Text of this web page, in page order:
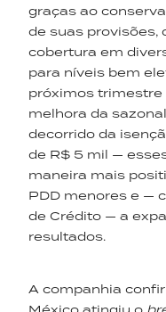
graças ao
de suas provisões,
cobertura em
para níveis bem
próximos trimestre
melhora da
decorrido da
de R$ 5 mil —
maneira mais
PDD menores e —
de Crédito — a
resultados.
A companhia